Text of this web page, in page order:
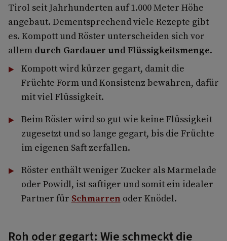
Tirol seit Jahrhunderten auf 1.000 Meter Höhe
angebaut. Dementsprechend viele Rezepte gibt
es. Kompott und Röster unterscheiden sich vor
allem durch Gardauer und Flüssigkeitsmenge.
Kompott wird kürzer gegart, damit die
Früchte Form und Konsistenz bewahren, dafür
mit viel Flüssigkeit.
Beim Röster wird so gut wie keine Flüssigkeit
zugesetzt und so lange gegart, bis die Früchte
im eigenen Saft zerfallen.
Röster enthält weniger Zucker als Marmelade
oder Powidl, ist saftiger und somit ein idealer
Partner für Schmarren oder Knödel.
Roh oder gegart: Wie schmeckt die